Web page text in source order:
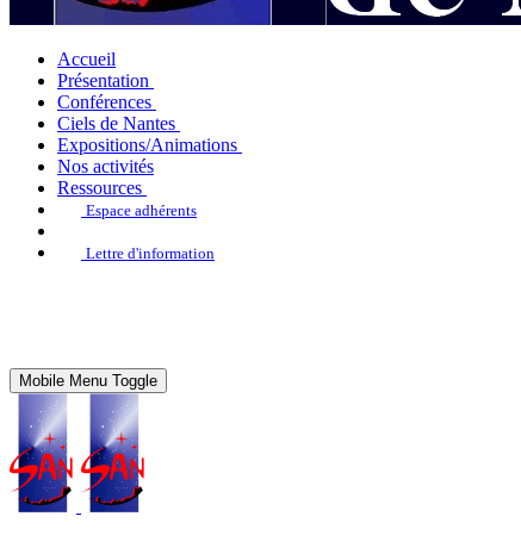
Accueil
Présentation
Conférences
Ciels de Nantes
Expositions/Animations
Nos activités
Ressources
Espace adhérents
Lettre d'information
Mobile Menu Toggle